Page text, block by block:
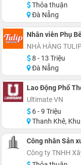
Thỏa thuận
Đà Nẵng
Nhân viên Phụ
NHÀ HÀNG
8 - 13 Triệu
Đà Nẵng
Lao Động Phổ
Ultimate VN
6 - 9 Triệu
Thanh Khê, Khu Vực
Công nhân Sản
Công ty TNHH